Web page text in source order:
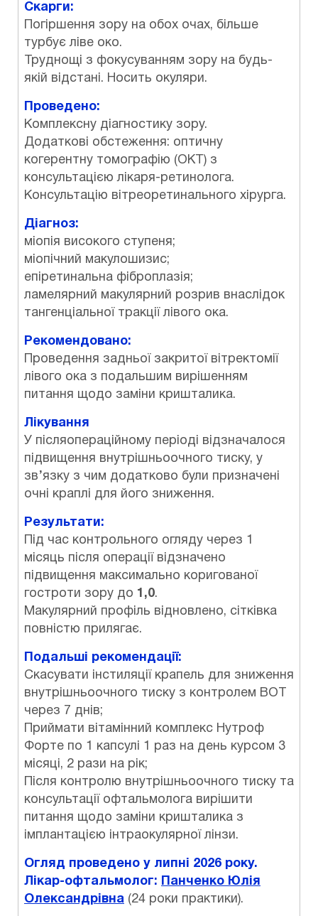
Скарги:
Погіршення зору на обох очах, більше
турбує ліве око.
Труднощі з фокусуванням зору на будь-
якій відстані. Носить окуляри.
Проведено:
Комплексну діагностику зору.
Додаткові обстеження: оптичну
когерентну томографію (ОКТ) з
консультацією лікаря-ретинолога.
Консультацію вітреоретинального хірурга.
Діагноз:
міопія високого ступеня;
міопічний макулошизис;
епіретинальна фіброплазія;
ламелярний макулярний розрив внаслідок
тангенціальної тракції лівого ока.
Рекомендовано:
Проведення задньої закритої вітректомії
лівого ока з подальшим вирішенням
питання щодо заміни кришталика.
Лікування
У післяопераційному періоді відзначалося
підвищення внутрішньоочного тиску, у
зв’язку з чим додатково були призначені
очні краплі для його зниження.
Результати:
Під час контрольного огляду через 1
місяць після операції відзначено
підвищення максимально коригованої
гостроти зору до 1,0.
Макулярний профіль відновлено, сітківка
повністю прилягає.
Подальші рекомендації:
Скасувати інстиляції крапель для зниження
внутрішньоочного тиску з контролем ВОТ
через 7 днів;
Приймати вітамінний комплекс Нутроф
Форте по 1 капсулі 1 раз на день курсом 3
місяці, 2 рази на рік;
Після контролю внутрішньоочного тиску та
консультації офтальмолога вирішити
питання щодо заміни кришталика з
імплантацією інтраокулярної лінзи.
Огляд проведено у липні 2026 року.
Лікар-офтальмолог:
Панченко Юлія
Олександрівна (24 роки практики).